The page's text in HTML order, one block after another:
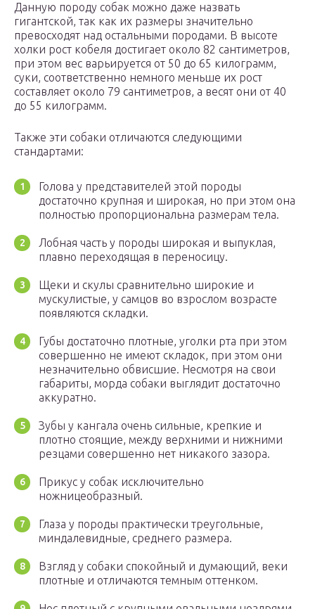
Данную породу собак можно даже назвать
гигантской, так как их размеры значительно
превосходят над остальными породами. В высоте
холки рост кобеля достигает около 82 сантиметров,
при этом вес варьируется от 50 до 65 килограмм,
суки, соответственно немного меньше их рост
составляет около 79 сантиметров, а весят они от 40
до 55 килограмм.
Также эти собаки отличаются следующими
стандартами:
Голова у представителей этой породы
достаточно крупная и широкая, но при этом она
полностью пропорциональна размерам тела.
Лобная часть у породы широкая и выпуклая,
плавно переходящая в переносицу.
Щеки и скулы сравнительно широкие и
мускулистые, у самцов во взрослом возрасте
появляются складки.
Губы достаточно плотные, уголки рта при этом
совершенно не имеют складок, при этом они
незначительно обвисшие. Несмотря на свои
габариты, морда собаки выглядит достаточно
аккуратно.
Зубы у кангала очень сильные, крепкие и
плотно стоящие, между верхними и нижними
резцами совершенно нет никакого зазора.
Прикус у собак исключительно
ножницеобразный.
Глаза у породы практически треугольные,
миндалевидные, среднего размера.
Взгляд у собаки спокойный и думающий, веки
плотные и отличаются темным оттенком.